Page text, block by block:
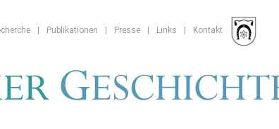
Publikationen Presse Links Kontakt